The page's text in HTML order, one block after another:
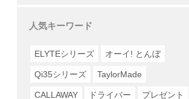
人気キーワード
ELYTEシリーズ オーイ! とんぼ
Qi35シリーズ TaylorMade
CALLAWAY ドライバー プレゼント